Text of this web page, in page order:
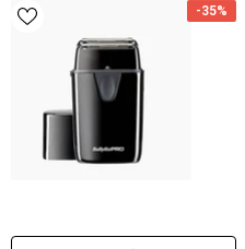
-35%